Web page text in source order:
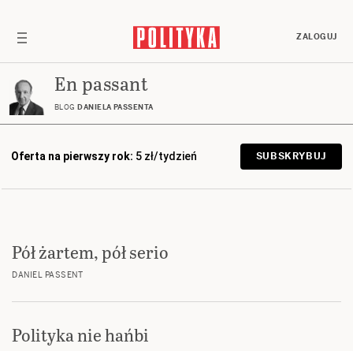
ZALOGUJ
En passant
BLOG DANIELA PASSENTA
Oferta na pierwszy rok: 5 zł/tydzień SUBSKRYBUJ
Pół żartem, pół serio
DANIEL PASSENT
Polityka nie hańbi